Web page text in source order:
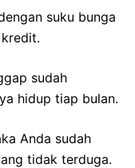
suku bunga
sudah
hidup tiap bulan.
Anda sudah
tidak terduga.